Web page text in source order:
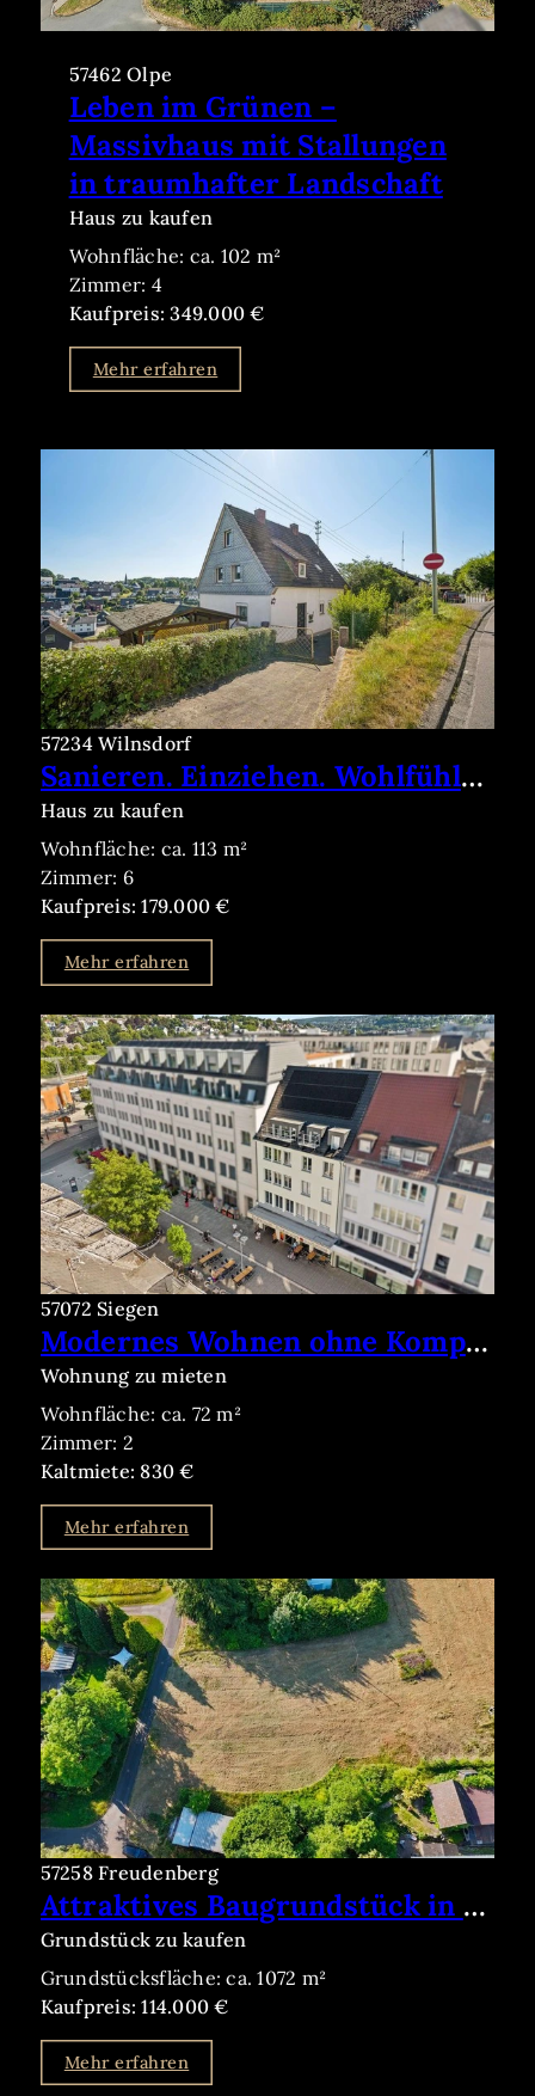
57462 Olpe
Leben im Grünen –
Massivhaus mit Stallungen
in traumhafter Landschaft
Haus zu kaufen
Wohnfläche: ca. 102 m²
Zimmer: 4
Kaufpreis: 349.000 €
Mehr erfahren
57234 Wilnsdorf
Sanieren. Einziehen. Wohlfühlen. Einfamilienhaus mit Garten, Garage in begehrter Wohnlage Rudersdorf
Haus zu kaufen
Wohnfläche: ca. 113 m²
Zimmer: 6
Kaufpreis: 179.000 €
Mehr erfahren
57072 Siegen
Modernes Wohnen ohne Kompromisse – barrierearm, altersgerecht und sofort bezugsfrei
Wohnung zu mieten
Wohnfläche: ca. 72 m²
Zimmer: 2
Kaltmiete: 830 €
Mehr erfahren
57258 Freudenberg
Attraktives Baugrundstück in begehrter Lage von Freudenberg
Grundstück zu kaufen
Grundstücksfläche: ca. 1072 m²
Kaufpreis: 114.000 €
Mehr erfahren